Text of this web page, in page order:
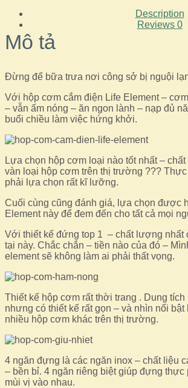
Description
Reviews 0
Mô tả
Đừng để bữa trưa nơi công sở bị nguội
Với hộp cơm cắm điện Life Element –
– vẫn ấm nóng – ăn ngon lành – nạp đủ
buổi chiều làm việc hứng khởi.
Lựa chọn hộp cơm loại nào tốt nhất –
vàn loại hộp cơm trên thị trường ???
phải lựa chọn rất kĩ lưỡng.
Cuối cùng cũng đánh giá, lựa chọn được
Element này để đem đến cho tất cả mọi
Với thiết kế đứng top 1 – chất lượng nhất
tại này. Chắc chắn – tiền nào của đó –
element sẽ không làm ai phải thất vọng.
Thiết kế hộp cơm rất thời trang . Dung tích
nhưng có thiết kế rất gọn – và nhìn nổi
nhiều hộp cơm khác trên thị trường.
4 ngăn đựng là các ngăn inox – chất liệu
– bền bỉ. 4 ngăn riêng biệt giúp đựng thực
mùi vị vào nhau.